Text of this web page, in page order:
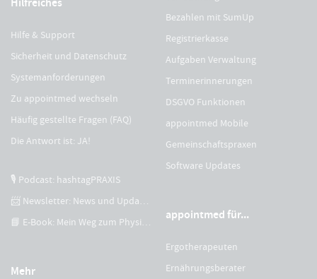
Hilfe & Support
Sicherheit und Datenschutz
Systemanforderungen
Zu appointmed wechseln
Häufig gestellte Fragen (FAQ)
Die Antwort ist: JA!
🎙 Podcast: hashtagPRAXIS
Mehr
Bezahlen mit SumUp
Registrierkasse
Aufgaben Verwaltung
Terminerinnerungen
DSGVO Funktionen
appointmed Mobile
Gemeinschaftspraxen
Software Updates
appointmed für...
Ergotherapeuten
Ernährungsberater